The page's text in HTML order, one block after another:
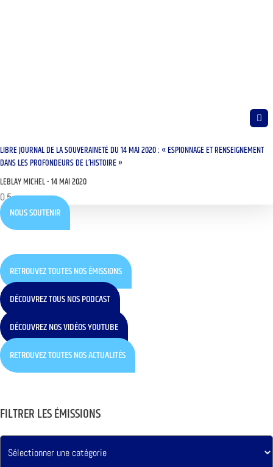
LIBRE JOURNAL DE LA SOUVERAINETÉ DU 14 MAI 2020 : « ESPIONNAGE ET RENSEIGNEMENT
DANS LES PROFONDEURS DE L’HISTOIRE »
LEBLAY MICHEL 14 MAI 2020
NOUS SOUTENIR
RETROUVEZ TOUTES NOS ÉMISSIONS
DÉCOUVREZ TOUS NOS PODCAST
DÉCOUVREZ NOS VIDÉOS YOUTUBE
RETROUVEZ TOUTES NOS ACTUALITÉS
FILTRER LES ÉMISSIONS